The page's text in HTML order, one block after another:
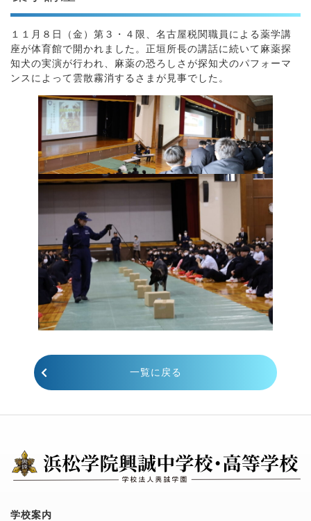
１１月８日（金）第３・４限、名古屋税関職員による薬学講
座が体育館で開かれました。正垣所長の講話に続いて麻薬探
知犬の実演が行われ、麻薬の恐ろしさが探知犬のパフォーマ
ンスによって雲散霧消するさまが見事でした。
一覧に戻る
学校案内